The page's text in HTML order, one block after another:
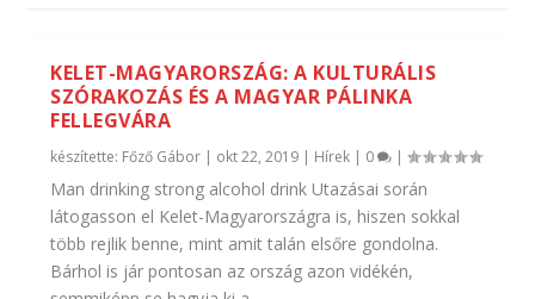
KELET-MAGYARORSZÁG: A KULTURÁLIS
SZÓRAKOZÁS ÉS A MAGYAR PÁLINKA
FELLEGVÁRA
készítette: Főző Gábor | okt 22, 2019 | Hírek | 0 |
Man drinking strong alcohol drink Utazásai során
látogasson el Kelet-Magyarországra is, hiszen sokkal
több rejlik benne, mint amit talán elsőre gondolna.
Bárhol is jár pontosan az ország azon vidékén,